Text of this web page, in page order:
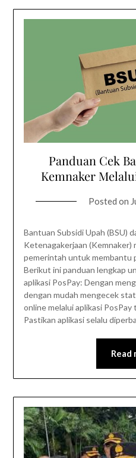
Panduan Cek
Kemnaker
Posted on
Bantuan Subsidi Upah (BSU)
Ketenagakerjaan (Kemnaker)
pemerintah untuk membantu
Berikut ini panduan lengkap
aplikasi PosPay: Dengan
dengan mudah mengecek
online melalui aplikasi
Pastikan aplikasi selalu
Read